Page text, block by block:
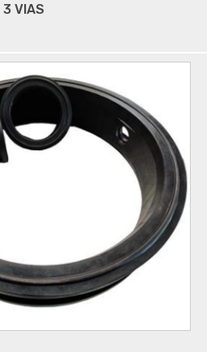
bomba de combustível
bomba de combustível em são
borracha
3 VIAS